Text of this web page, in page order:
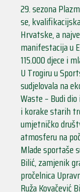
29. sezona
se,
Hrvatske, a
manifestacija u
115.000 djece i
U Trogiru u
sudjelovala na
Waste – Budi
i korake starih
umjetničko
atmosferu na
Mlade sportaše
Bilić, zamjenik
pročelnica
Ruža Kovačević